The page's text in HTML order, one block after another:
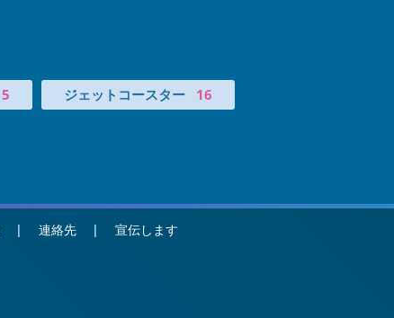
5 ジェットコースター 16
連絡先 宣伝します